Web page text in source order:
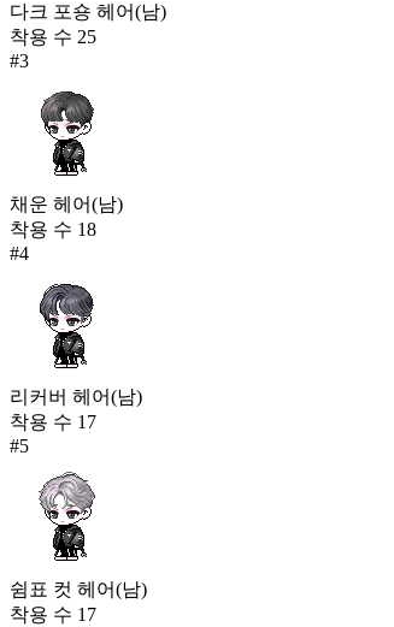
다크 포숑 헤어(남)
착용 수 25
#3
채운 헤어(남)
착용 수 18
#4
리커버 헤어(남)
착용 수 17
#5
쉼표 컷 헤어(남)
착용 수 17